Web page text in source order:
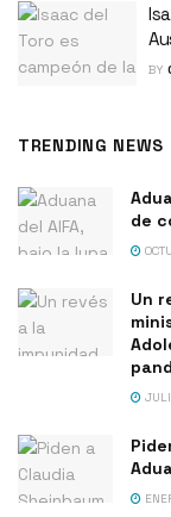
BY
TRENDING NEWS
de
Un